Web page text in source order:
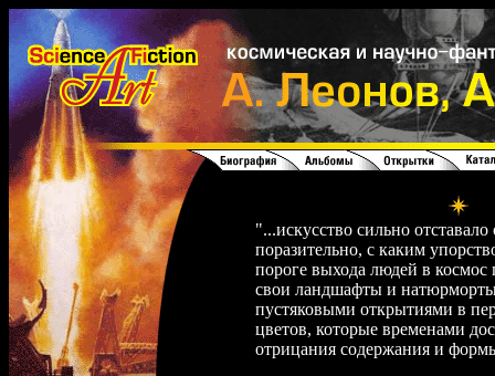
"...искусство сильно
поразительно, с каким
пороге выхода людей в космос
свои ландшафты и натюрморты
пустяковыми открытиями в
цветов, которые временами
отрицания содержания и